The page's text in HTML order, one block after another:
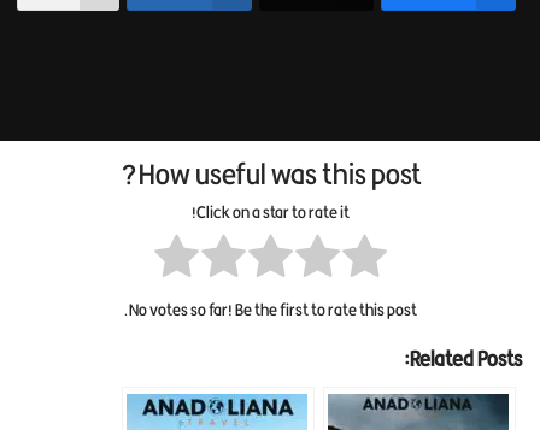
How useful was this post?
Click on a star to rate it!
No votes so far! Be the first to rate this post.
Related Posts: